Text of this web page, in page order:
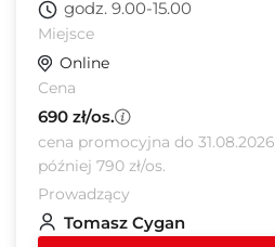
godz. 9.00-15.00
Miejsce
Online
Cena
690 zł/os.
cena promocyjna do 31.08.2026
później 790 zł/os.
Prowadzący
Tomasz Cygan